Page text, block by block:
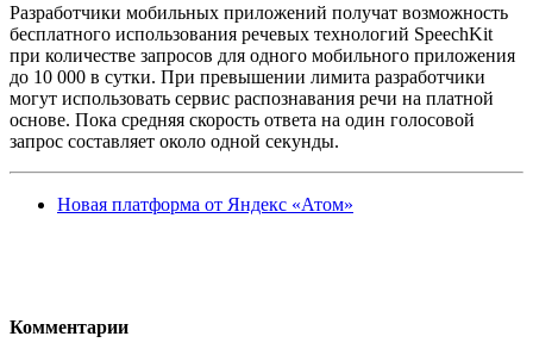
Разработчики мобильных приложений получат возможность
бесплатного использования речевых технологий SpeechKit
при количестве запросов для одного мобильного приложения
до 10 000 в сутки. При превышении лимита разработчики
могут использовать сервис распознавания речи на платной
основе. Пока средняя скорость ответа на один голосовой
запрос составляет около одной секунды.
Новая платформа от Яндекс «Атом»
Комментарии